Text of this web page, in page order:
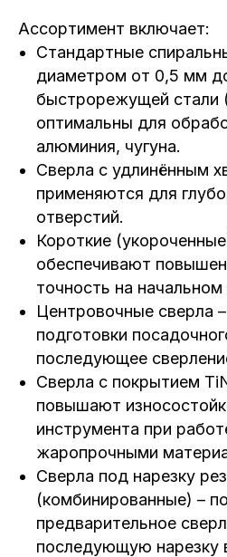
Ассортимент включает:
Стандартные
диаметром от 0,5 мм
быстрорежущей стали
оптимальны для
алюминия, чугуна.
Сверла с удлинённым
применяются для
отверстий.
Короткие
обеспечивают
точность на начальном
Центровочные сверла
подготовки
последующее
Сверла с покрытием
повышают
инструмента при
жаропрочными
Сверла под нарезку
(комбинированные) –
предварительное
последующую нарезку